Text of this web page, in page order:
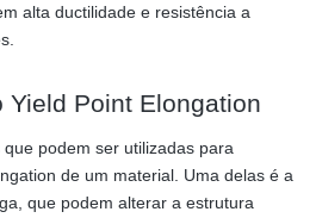
alta ductilidade e resistência a
Yield Point Elongation
podem ser utilizadas para
de um material. Uma delas é a
que podem alterar a estrutura